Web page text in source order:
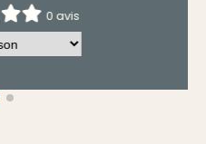
0 avis